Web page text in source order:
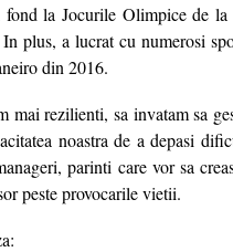
la Jocurile Olimpice de
plus, a lucrat cu numerosi
din 2016.
mai rezilienti, sa invatam sa
noastra de a depasi
parinti care vor sa
peste provocarile vietii.